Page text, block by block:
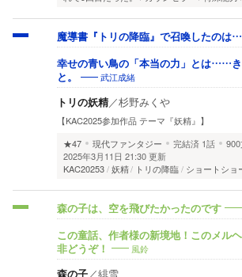
魔導書『トリの降臨』で召喚したのは
幸せの青い鳥の「本当の力」とは……き
と。
武江成緒
トリの妖精／杉野みくや
【KAC2025参加作品 テーマ『妖精』】
★47
現代ファンタジー 完結済 1話
2025年3月11日 21:30 更新
KAC20253 妖精 トリの降臨 ショートショ
森の子は、空を飛びたかったのです
この童話、作者様の新境地！このメル
非どうぞ！
風鈴
森の子／緋雪